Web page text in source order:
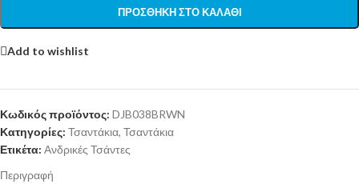
ΠΡΟΣΘΉΚΗ ΣΤΟ ΚΑΛΆΘΙ
Add to wishlist
Κωδικός προϊόντος: DJB038BRWN
Κατηγορίες: Τσαντάκια, Τσαντάκια
Ετικέτα: Ανδρικές Τσάντες
Περιγραφή